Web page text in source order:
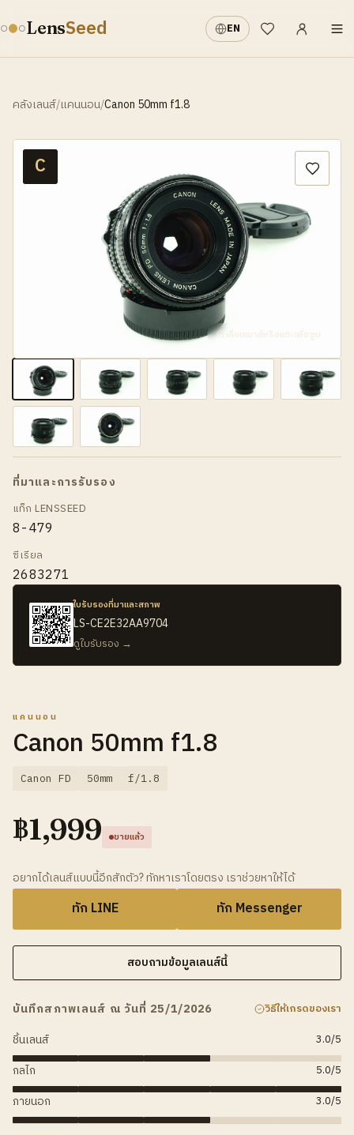
LensSeed EN รายการที่อยากได้
เข้าสู่ระบบ·
คลังเลนส์/แคนนอน/Canon 50mm f1.8
C
เลื่อนเมาส์หรือแตะเพื่อซูม
ที่มาและการรับรอง
แท็ก LENSSEED
8-479
ซีเรียล
2683271
ใบรับรองที่มาและสภาพ
LS-CE2E32AA9704
ดูใบรับรอง →
แคนนอน
Canon 50mm f1.8
Canon FD 50mm f/1.8
฿1,999 ขายแล้ว
อยากได้เลนส์แบบนี้อีกสักตัว? ทักหาเราโดยตรง เราช่วยหาให้ได้
ทัก LINE ทัก Messenger
สอบถามข้อมูลเลนส์นี้
บันทึกสภาพเลนส์ ณ วันที่ 25/1/2026 วิธีให้เกรดของเรา
ชิ้นเลนส์ 3.0/5
กลไก 5.0/5
ภายนอก 3.0/5